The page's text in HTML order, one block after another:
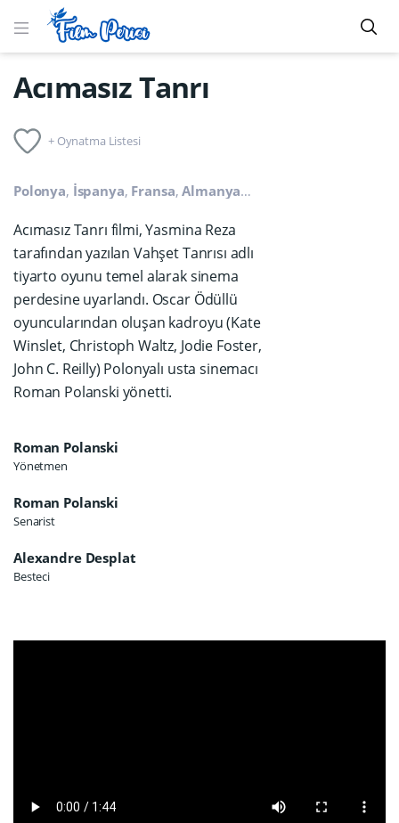
Acımasız Tanrı
+ Oynatma Listesi
Polonya, İspanya, Fransa,Almanya
Acımasız Tanrı filmi, Yasmina Reza
tarafından yazılan Vahşet Tanrısı adlı
tiyarto oyunu temel alarak sinema
perdesine uyarlandı. Oscar Ödüllü
oyuncularından oluşan kadroyu (Kate
Winslet, Christoph Waltz, Jodie Foster,
John C. Reilly) Polonyalı usta sinemacı
Roman Polanski yönetti.
Roman Polanski
Yönetmen
Roman Polanski
Senarist
Alexandre Desplat
Besteci